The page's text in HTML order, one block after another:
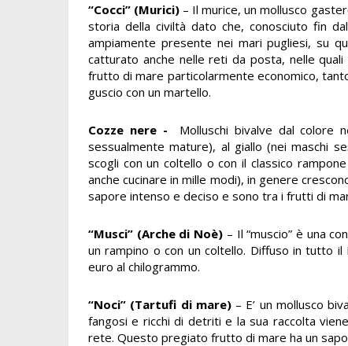
“Cocci” (Murici) – Il murice, un mollusco
storia della civiltà dato che, conosciuto fin
ampiamente presente nei mari pugliesi, su
catturato anche nelle reti da posta, nelle
frutto di mare particolarmente economico,
guscio con un martello.
Cozze nere - Molluschi bivalve dal colore
sessualmente mature), al giallo (nei maschi
scogli con un coltello o con il classico
anche cucinare in mille modi), in genere
sapore intenso e deciso e sono tra i frutti di
“Musci” (Arche di Noè) – Il “muscio” è una
un rampino o con un coltello. Diffuso in tutto
euro al chilogrammo.
“Noci” (Tartufi di mare)– E’ un mollusco
fangosi e ricchi di detriti e la sua raccolta
rete. Questo pregiato frutto di mare ha un